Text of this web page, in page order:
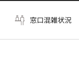
窓口混雑状況